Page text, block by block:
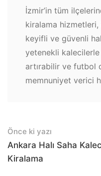
İzmir’in tüm
kiralama hizmetleri,
keyifli ve güvenli
yetenekli kalecilerle
artırabilir ve futbol
memnuniyet verici
Post
navigation
Önce ki yazı
Ankara Halı Saha
Kiralama